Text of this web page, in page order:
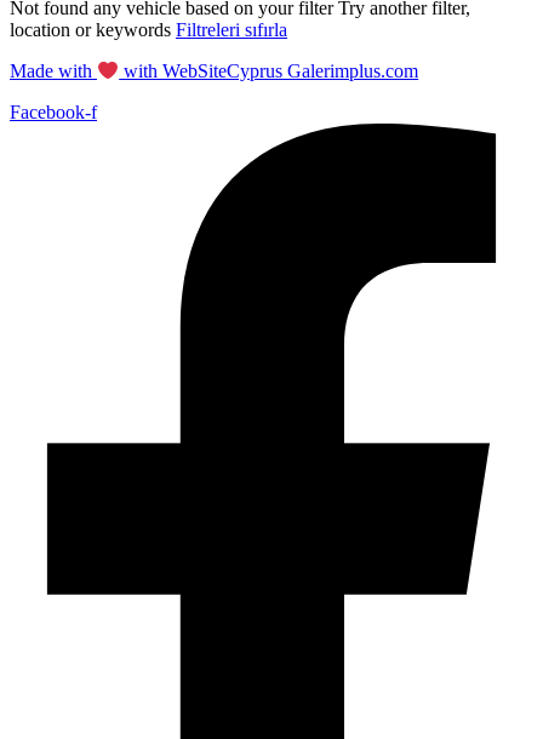
Not found any vehicle based on your filter Try another filter,
location or keywords Filtreleri sıfırla
Made with
with WebSiteCyprus Galerimplus.com
Facebook-f